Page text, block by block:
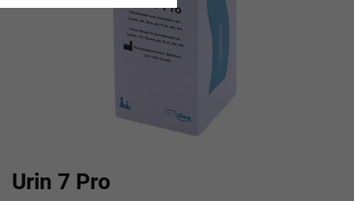
Urin 7 Pro
Anfang
der